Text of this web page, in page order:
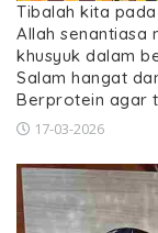
Tibalah kita pada
Allah senantiasa
khusyuk dalam
Salam hangat
Berprotein agar
17-03-2026